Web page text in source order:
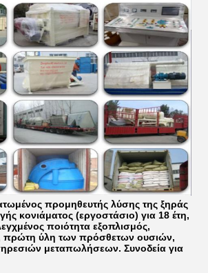
προμηθευτής λύσης της ξηράς
κονιάματος (εργοστάσιο) για 18 έτη,
ποιότητα εξοπλισμός,
πρώτη ύλη των πρόσθετων ουσιών,
μεταπωλήσεων. Συνοδεία για